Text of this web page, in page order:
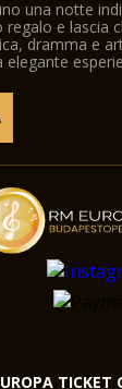
una notte
regalo e lascia
dramma e
elegante
TICKET